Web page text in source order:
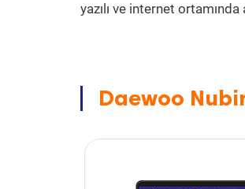
yazılı ve internet
Daewoo